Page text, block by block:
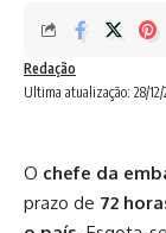
Ultima atualização: 28/
Redação
O chefe da
prazo de 72